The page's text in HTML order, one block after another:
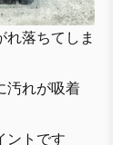
れ落ちてしま
汚れが吸着
ントです